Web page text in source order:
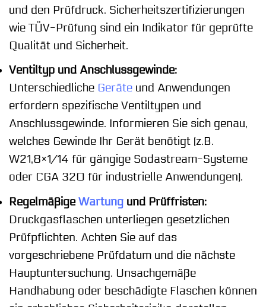
und den Prüfdruck. Sicherheitszertifizierungen
wie TÜV-Prüfung sind ein Indikator für geprüfte
Qualität und Sicherheit.
Ventiltyp und Anschlussgewinde:
Unterschiedliche Geräte und Anwendungen
erfordern spezifische Ventiltypen und
Anschlussgewinde. Informieren Sie sich genau,
welches Gewinde Ihr Gerät benötigt (z.B.
W21,8×1/14 für gängige Sodastream-Systeme
oder CGA 320 für industrielle Anwendungen).
RegelmäßigeWartung und Prüffristen:
Druckgasflaschen unterliegen gesetzlichen
Prüfpflichten. Achten Sie auf das
vorgeschriebene Prüfdatum und die nächste
Hauptuntersuchung. Unsachgemäße
Handhabung oder beschädigte Flaschen können